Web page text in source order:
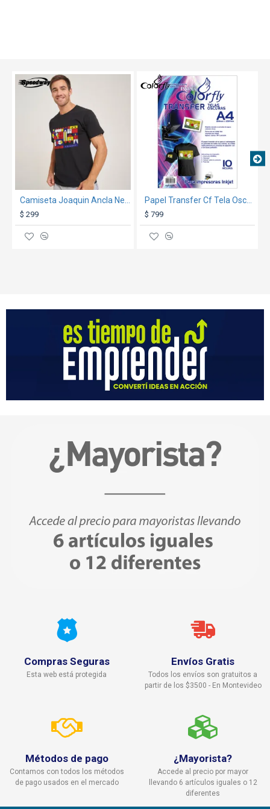
TEXTTRANSPARENTE
$ 299
Papel Transfer Cf Tela Oscura A410 Hojas
$ 799
Compras Seguras
Esta web está protegida
Envíos Gratis
Todos los envíos son gratuitos a
partir de los $3500 - En Montevideo
Métodos de pago
Contamos con todos los métodos
de pago usados en el mercado
¿Mayorista?
Accede al precio por mayor
llevando 6 artículos iguales o 12
diferentes